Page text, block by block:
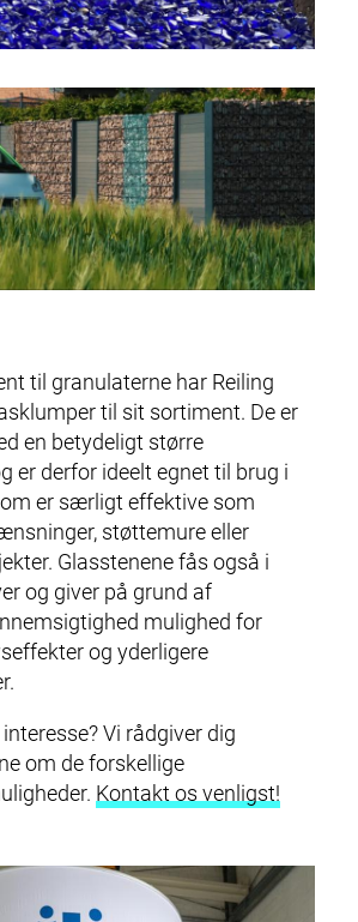
EN
DA
&
OG LOGISTIK
KONTAKT
til granulaterne har Reiling
til sit sortiment. De er
en betydeligt større
er derfor ideelt egnet til brug i
er særligt effektive som
støttemure eller
Glasstenene fås også i
og giver på grund af
mulighed for
og yderligere
Vi rådgiver dig
om de forskellige
Kontakt os venligst!